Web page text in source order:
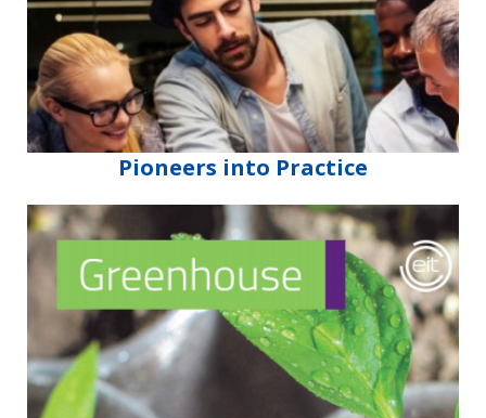
Pioneers into Practice